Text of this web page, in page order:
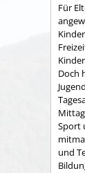
Für
Doch
Sport
und